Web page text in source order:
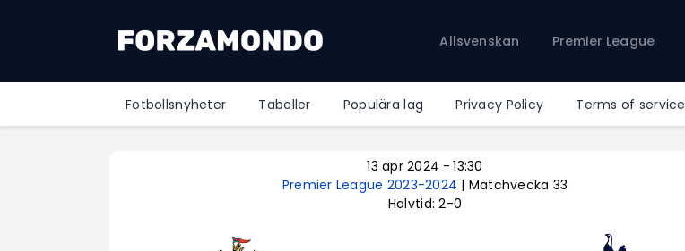
Allsvenskan Premier League
Fotbollsnyheter Tabeller Populära lag Privacy Policy Terms of service
Premier League
La Liga
Bundesliga
Ligue 1
13 apr 2024 - 13:30
Premier League 2023-2024 | Matchvecka 33
Halvtid: 2-0